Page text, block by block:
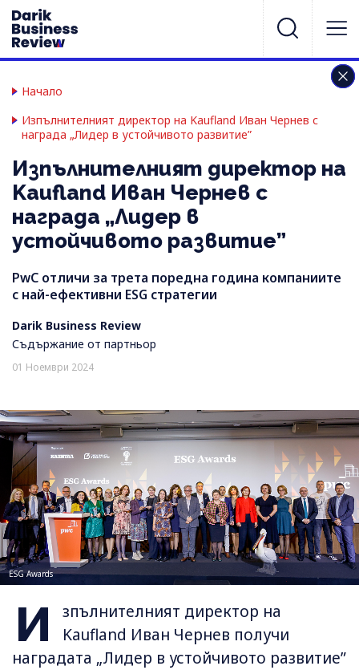
Начало
Изпълнителният директор на Kaufland Иван Чернев с
награда „Лидер в устойчивото развитие”
Изпълнителният директор на
Kaufland Иван Чернев с
награда „Лидер в
устойчивото развитие”
PwC отличи за трета поредна година компаниите
с най-ефективни ESG стратегии
Darik Business Review
Съдържание от партньор
01 Ноември 2024
ESG Awards
И
зпълнителният директор на
Kaufland Иван Чернев получи
наградата „Лидер в устойчивото развитие”